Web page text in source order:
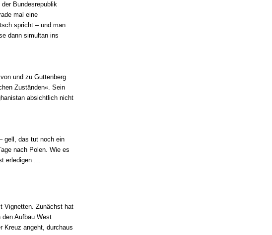
Bundesrepublik
mal eine
spricht – und man
dann simultan ins
und zu Guttenberg
Zuständen«. Sein
absichtlich nicht
gell, das tut noch ein
nach Polen. Wie es
erledigen …
Vignetten. Zunächst hat
Aufbau West
Kreuz angeht, durchaus